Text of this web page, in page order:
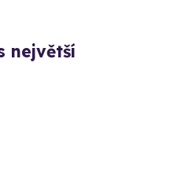
největší